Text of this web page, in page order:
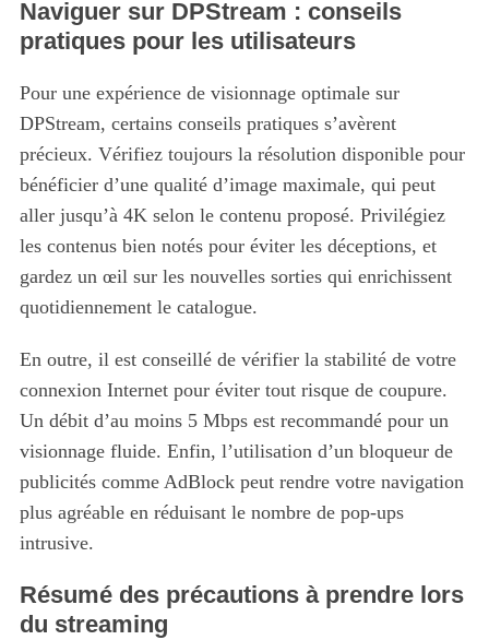
Naviguer sur DPStream : conseils
pratiques pour les utilisateurs
Pour une expérience de visionnage optimale sur
DPStream, certains conseils pratiques s’avèrent
précieux. Vérifiez toujours la résolution disponible pour
bénéficier d’une qualité d’image maximale, qui peut
aller jusqu’à 4K selon le contenu proposé. Privilégiez
les contenus bien notés pour éviter les déceptions, et
gardez un œil sur les nouvelles sorties qui enrichissent
quotidiennement le catalogue.
En outre, il est conseillé de vérifier la stabilité de votre
connexion Internet pour éviter tout risque de coupure.
Un débit d’au moins 5 Mbps est recommandé pour un
visionnage fluide. Enfin, l’utilisation d’un bloqueur de
publicités comme AdBlock peut rendre votre navigation
plus agréable en réduisant le nombre de pop-ups
intrusive.
Résumé des précautions à prendre lors
du streaming